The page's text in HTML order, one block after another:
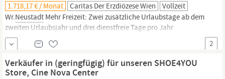
1.718,17 € / Monat Caritas Der Erzdiözese Wien
Vollzeit
Wr.Neustadt Mehr Freizeit: Zwei zusätzliche Urlaubstage ab dem
zweiten Urlaubsjahr und drei dienstfreie Tage pro Jahr
(Karfreitag, 24.12., 31.12. bzw. Ersatz) Jobticket: Zuschuss bis zu €
506,40 pro Jahr für eine Öffi-Jahreskarte oder ein Klimaticket
nach dem vollendeten ersten Arbeitsjahr Vielfalt und
Wertschätzung:
2
Verkäufer in (geringfügig) für unseren SHOE4YOU
Store, Cine Nova Center